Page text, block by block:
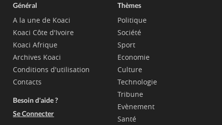
Général
A la une de Koaci
Koaci Côte d'Ivoire
Koaci Afrique
Archives Koaci
Conditions d'utilisation
Contacts
Besoin d'aide ?
Se Connecter
Thèmes
Politique
Société
Sport
Economie
Culture
Technologie
Tribune
Evènement
Santé